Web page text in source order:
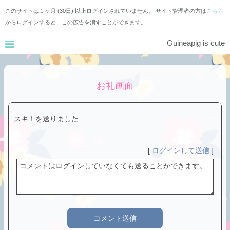
このサイトは１ヶ月 (30日) 以上ログインされていません。 サイト管理者の方は こちら
からログインすると、この広告を消すことができます。
Guineapig is cute
お礼画面
スキ！を送りました
[ ログインして送信 ]
コメント送信